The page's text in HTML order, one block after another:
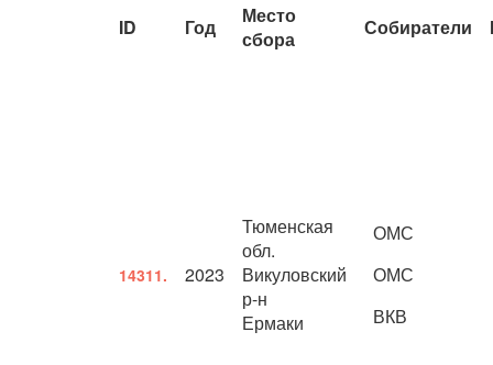
ID Год
Место
сбора
Собиратели
14311. 2023
Тюменская
обл.
Викуловский
р-н
Ермаки
ОМС
ОМС
ВКВ